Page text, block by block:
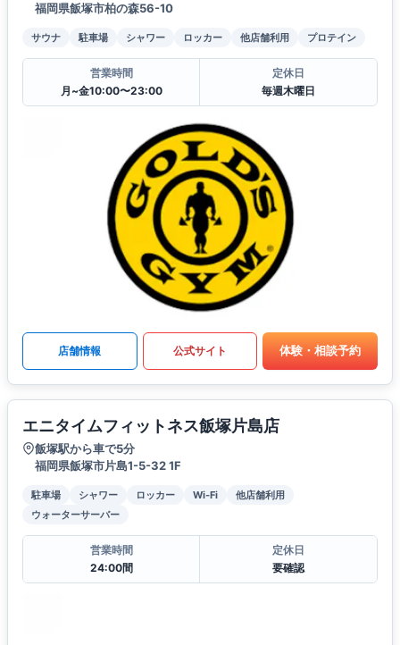
福岡県飯塚市柏の森56-10
サウナ 駐車場 シャワー ロッカー 他店舗利用 プロテイン
営業時間
月~金10:00〜23:00
定休日
毎週木曜日
店舗情報 公式サイト 体験・相談予約
エニタイムフィットネス飯塚片島店
飯塚駅から車で5分
福岡県飯塚市片島1-5-32 1F
駐車場 シャワー ロッカー Wi-Fi
他店舗利用
ウォーターサーバー
営業時間
24:00間
定休日
要確認